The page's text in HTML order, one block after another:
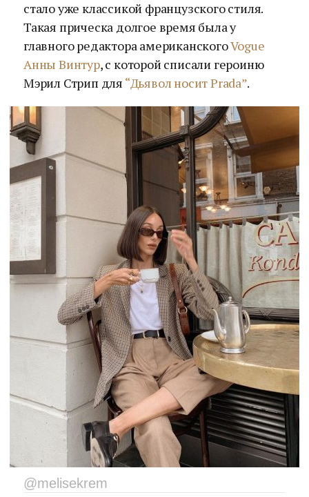
стало уже классикой французского стиля.
Такая прическа долгое время была у
главного редактора американскогоVogue
Анны Винтур, с которой списали героиню
Мэрил Стрип для “Дьявол носит Prada”.
@melisekrem